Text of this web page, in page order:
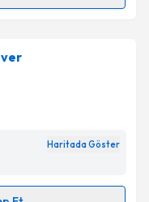
randevu takvimi
randevu almanız
posta ile
Haritada Göster